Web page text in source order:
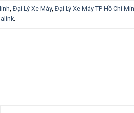
,Đại Lý Xe Máy,Đại Lý Xe Máy TP Hồ Chí
.